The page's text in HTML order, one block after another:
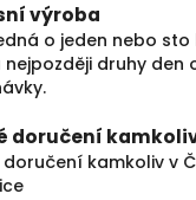
výroba
o jeden nebo sto
nejpozději druhy den
doručení
doručení kamkoliv v